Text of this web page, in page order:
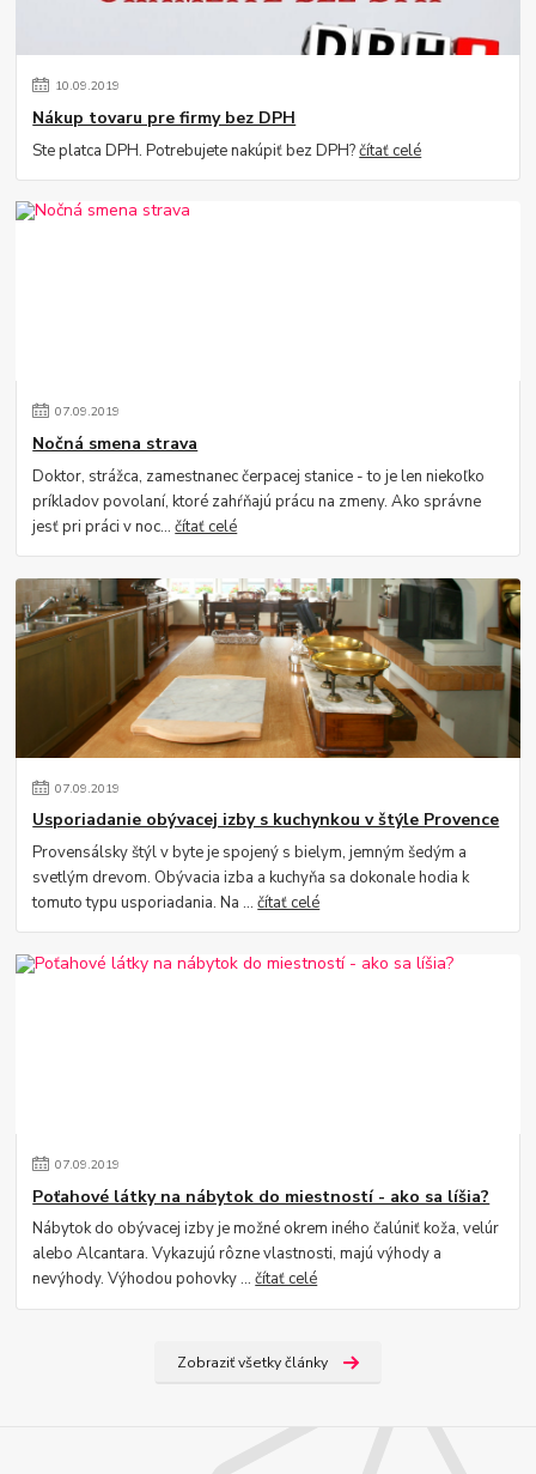
10.09.2019
Nákup tovaru pre firmy bez DPH
Ste platca DPH. Potrebujete nakúpiť bez DPH?čítať celé
07.09.2019
Nočná smena strava
Doktor, strážca, zamestnanec čerpacej stanice - to je len niekoľko
príkladov povolaní, ktoré zahŕňajú prácu na zmeny. Ako správne
jesť pri práci v noc...čítať celé
07.09.2019
Usporiadanie obývacej izby s kuchynkou v štýle Provence
Provensálsky štýl v byte je spojený s bielym, jemným šedým a
svetlým drevom. Obývacia izba a kuchyňa sa dokonale hodia k
tomuto typu usporiadania. Na ...čítať celé
07.09.2019
Poťahové látky na nábytok do miestností - ako sa líšia?
Nábytok do obývacej izby je možné okrem iného čalúniť koža, velúr
alebo Alcantara. Vykazujú rôzne vlastnosti, majú výhody a
nevýhody. Výhodou pohovky ...čítať celé
Zobraziť všetky články